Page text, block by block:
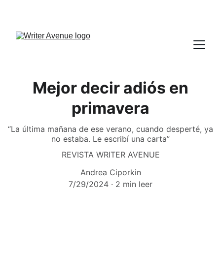
Mejor decir adiós en
primavera
“La última mañana de ese verano, cuando desperté, ya
no estaba. Le escribí una carta”
REVISTA WRITER AVENUE
Andrea Ciporkin
7/29/2024
2 min leer